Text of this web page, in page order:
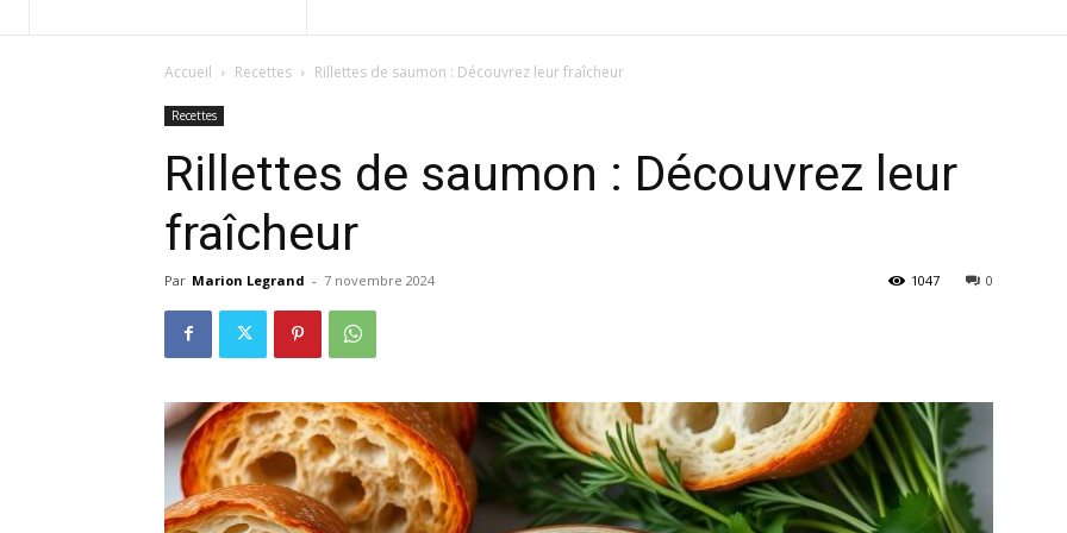
Accueil Recettes Rillettes de saumon : Découvrez leur fraîcheur
Recettes
Rillettes de saumon : Découvrez leur
fraîcheur
Par Marion Legrand - 7 novembre 2024 0
1047